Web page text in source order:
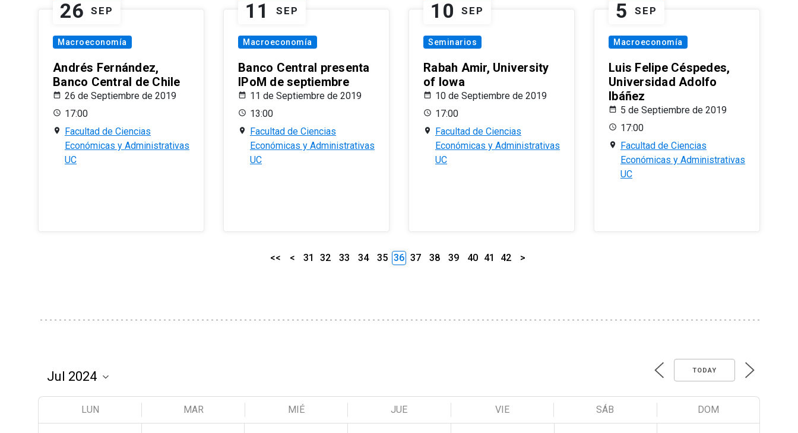
26 SEP
Macroeconomía
Andrés Fernández,
Banco Central de Chile
26 de Septiembre de 2019
17:00
Facultad de Ciencias
Económicas y Administrativas
UC
11 SEP
Macroeconomía
Banco Central presenta
IPoM de septiembre
11 de Septiembre de 2019
13:00
Facultad de Ciencias
Económicas y Administrativas
UC
10 SEP
Seminarios
Rabah Amir, University
of Iowa
10 de Septiembre de 2019
17:00
Facultad de Ciencias
Económicas y Administrativas
UC
5 SEP
Macroeconomía
Luis Felipe Céspedes,
Universidad Adolfo
Ibáñez
5 de Septiembre de 2019
17:00
Facultad de Ciencias
Económicas y Administrativas
UC
<< < 31 32 33 34 35 36 37 38 39 40 41 42 >
TODAY
LUN MAR MIÉ JUE VIE SÁB DOM